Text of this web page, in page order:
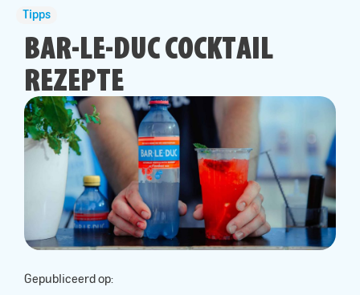
Tipps
BAR-LE-DUC COCKTAIL
REZEPTE
Gepubliceerd op: